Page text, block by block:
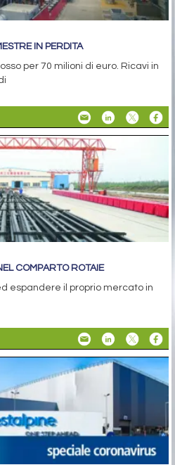
IN PERDITA
per 70 milioni di euro. Ricavi in
COMPARTO ROTAIE
espandere il proprio mercato in